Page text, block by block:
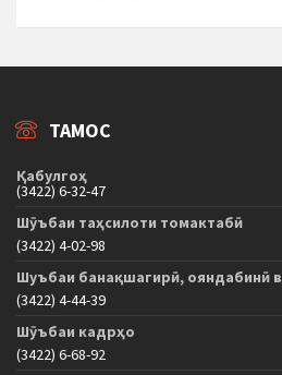
ТАМОС
Қабулгоҳ
(3422) 6-32-47
Шӯъбаи таҳсилоти томактабӣ
(3422) 4-02-98
Шуъбаи банақшагирӣ, ояндабинӣ
(3422) 4-44-39
Шӯъбаи кадрҳо
(3422) 6-68-92